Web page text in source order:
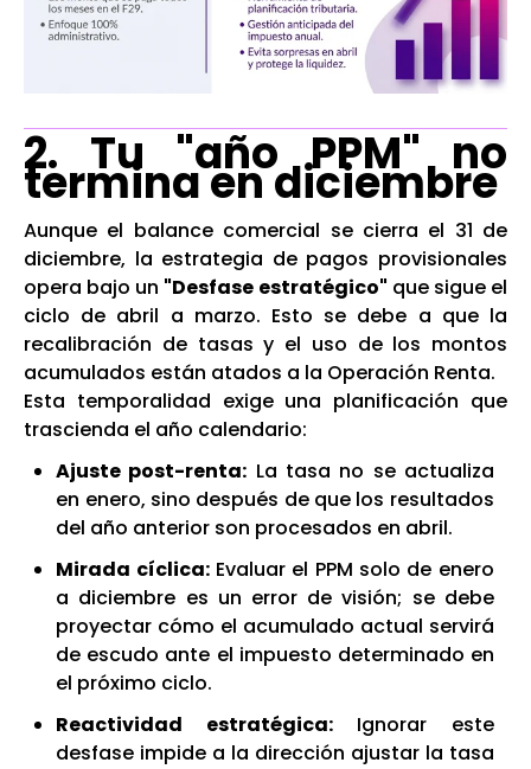
2. Tu "año PPM" no
termina en diciembre
Aunque el balance comercial se cierra el 31 de
diciembre, la estrategia de pagos provisionales
opera bajo un "Desfase estratégico" que sigue el
ciclo de abril a marzo. Esto se debe a que la
recalibración de tasas y el uso de los montos
acumulados están atados a la Operación Renta.
Esta temporalidad exige una planificación que
trascienda el año calendario:
Ajuste post-renta: La tasa no se actualiza
en enero, sino después de que los resultados
del año anterior son procesados en abril.
Mirada cíclica:Evaluar el PPM solo de enero
a diciembre es un error de visión; se debe
proyectar cómo el acumulado actual servirá
de escudo ante el impuesto determinado en
el próximo ciclo.
Reactividad estratégica:Ignorar este
desfase impide a la dirección ajustar la tasa